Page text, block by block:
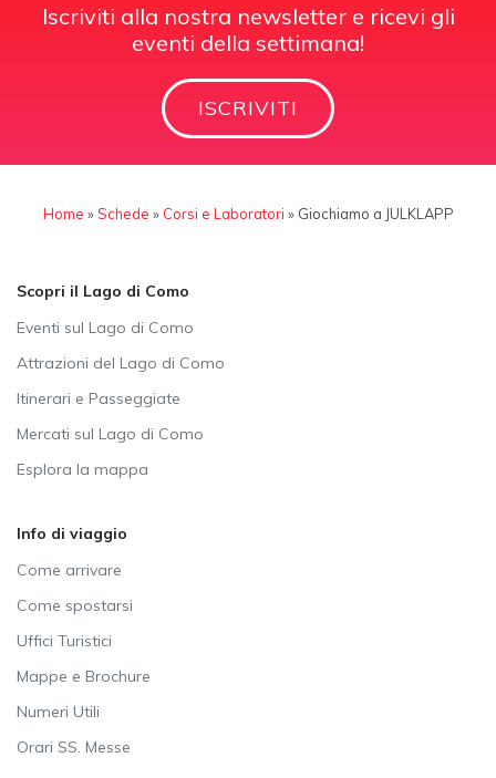
Iscriviti alla nostra newsletter e ricevi gli
eventi della settimana!
ISCRIVITI
Home »Schede » Corsi e Laboratori » Giochiamo a JULKLAPP
Scopri il Lago di Como
Eventi sul Lago di Como
Attrazioni del Lago di Como
Itinerari e Passeggiate
Mercati sul Lago di Como
Esplora la mappa
Info di viaggio
Come arrivare
Come spostarsi
Uffici Turistici
Mappe e Brochure
Numeri Utili
Orari SS. Messe